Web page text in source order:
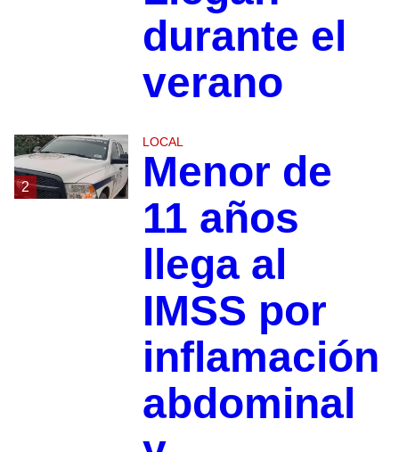
durante el
verano
2
LOCAL
Menor de
11 años
llega al
IMSS por
inflamación
abdominal